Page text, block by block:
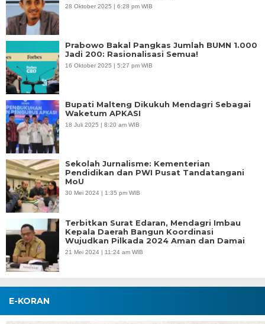
28 Oktober 2025 | 6:28 pm WIB
Prabowo Bakal Pangkas Jumlah BUMN 1.000
Jadi 200: Rasionalisasi Semua!
16 Oktober 2025 | 5:27 pm WIB
Bupati Malteng Dikukuh Mendagri Sebagai
Waketum APKASI
18 Juli 2025 | 8:20 am WIB
Sekolah Jurnalisme: Kementerian
Pendidikan dan PWI Pusat Tandatangani
MoU
30 Mei 2024 | 1:35 pm WIB
Terbitkan Surat Edaran, Mendagri Imbau
Kepala Daerah Bangun Koordinasi
Wujudkan Pilkada 2024 Aman dan Damai
21 Mei 2024 | 11:24 am WIB
E-KORAN